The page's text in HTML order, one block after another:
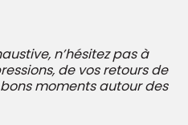
n’hésitez pas à
de vos retours de
moments autour des